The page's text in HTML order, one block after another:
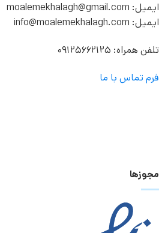
ایمیل: moalemekhalagh@gmail.com
ایمیل: info@moalemekhalagh.com
تلفن همراه: 09125662125
فرم تماس با ما
مجوزها